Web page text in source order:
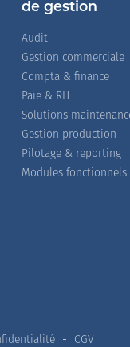
de gestion
Audit
Gestion commerciale
Compta & finance
Paie & RH
Solutions
Gestion production
Pilotage & reporting
Modules fonctionnels
CGV